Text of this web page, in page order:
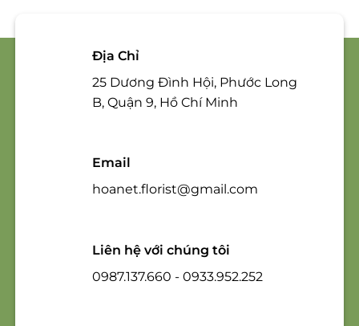
Địa Chỉ
25 Dương Đình Hội, Phước Long
B, Quận 9, Hồ Chí Minh
Email
hoanet.florist@gmail.com
Liên hệ với chúng tôi
0987.137.660 - 0933.952.252